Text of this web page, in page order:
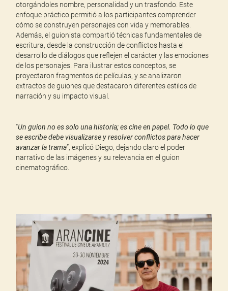
otorgándoles nombre, personalidad y un trasfondo. Este
enfoque práctico permitió a los participantes comprender
cómo se construyen personajes con vida y memorables.
Además, el guionista compartió técnicas fundamentales de
escritura, desde la construcción de conflictos hasta el
desarrollo de diálogos que reflejen el carácter y las emociones
de los personajes. Para ilustrar estos conceptos, se
proyectaron fragmentos de películas, y se analizaron
extractos de guiones que destacaron diferentes estilos de
narración y su impacto visual.
“Un guion no es solo una historia; es cine en papel. Todo lo que
se escribe debe visualizarse y resolver conflictos para hacer
avanzar la trama”, explicó Diego, dejando claro el poder
narrativo de las imágenes y su relevancia en el guion
cinematográfico.